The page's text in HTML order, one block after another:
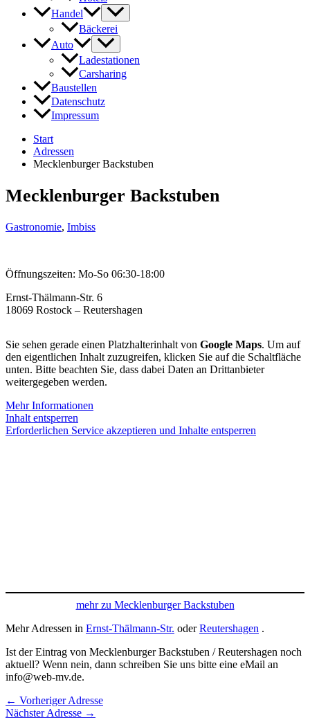
Handel
Bäckerei
Auto
Ladestationen
Carsharing
Baustellen
Datenschutz
Impressum
Start
Adressen
Mecklenburger Backstuben
Mecklenburger Backstuben
Gastronomie, Imbiss
Öffnungszeiten: Mo-So 06:30-18:00
Ernst-Thälmann-Str. 6
18069 Rostock – Reutershagen
Sie sehen gerade einen Platzhalterinhalt von Google Maps. Um auf
den eigentlichen Inhalt zuzugreifen, klicken Sie auf die Schaltfläche
unten. Bitte beachten Sie, dass dabei Daten an Drittanbieter
weitergegeben werden.
Mehr Informationen
Inhalt entsperren
Erforderlichen Service akzeptieren und Inhalte entsperren
mehr zu Mecklenburger Backstuben
Mehr Adressen in Ernst-Thälmann-Str. oderReutershagen .
Ist der Eintrag von Mecklenburger Backstuben / Reutershagen noch
aktuell? Wenn nein, dann schreiben Sie uns bitte eine eMail an
info@web-mv.de.
← Vorheriger Adresse
Nächster Adresse →